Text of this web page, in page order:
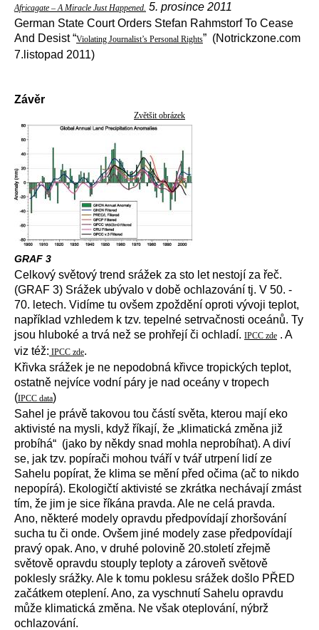
Africagate – A Miracle Just Happened. 5. prosince 2011
German State Court Orders Stefan Rahmstorf To Cease
And Desist “Violating Journalist’s Personal Rights” (Notrickzone.com
7.listopad 2011)
Závěr
Zvětšit obrázek
GRAF 3
Celkový světový trend srážek za sto let nestojí za řeč.
(GRAF 3) Srážek ubývalo v době ochlazování tj. V 50. -
70. letech. Vidíme tu ovšem zpoždění oproti vývoji teplot,
například vzhledem k tzv. tepelné setrvačnosti oceánů. Ty
jsou hluboké a trvá než se prohřejí či ochladí. IPCC zde . A
viz též: IPCC zde.
Křivka srážek je ne nepodobná křivce tropických teplot,
ostatně nejvíce vodní páry je nad oceány v tropech
(IPCC data)
Sahel je právě takovou tou částí světa, kterou mají eko
aktivisté na mysli, když říkají, že „klimatická změna již
probíhá“ (jako by někdy snad mohla neprobíhat). A diví
se, jak tzv. popírači mohou tváří v tvář utrpení lidí ze
Sahelu popírat, že klima se mění před očima (ač to nikdo
nepopírá). Ekologičtí aktivisté se zkrátka nechávají zmást
tím, že jim je sice říkána pravda. Ale ne celá pravda.
Ano, některé modely opravdu předpovídají zhoršování
sucha tu či onde. Ovšem jiné modely zase předpovídají
pravý opak. Ano, v druhé polovině 20.století zřejmě
světově opravdu stouply teploty a zároveň světově
poklesly srážky. Ale k tomu poklesu srážek došlo PŘED
začátkem oteplení. Ano, za vyschnutí Sahelu opravdu
může klimatická změna. Ne však oteplování, nýbrž
ochlazování.